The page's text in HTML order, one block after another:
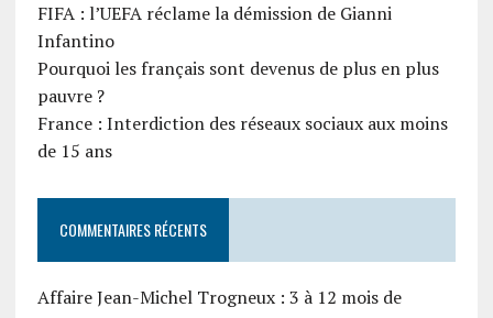
FIFA : l’UEFA réclame la démission de Gianni
Infantino
Pourquoi les français sont devenus de plus en plus
pauvre ?
France : Interdiction des réseaux sociaux aux moins
de 15 ans
COMMENTAIRES RÉCENTS
Affaire Jean-Michel Trogneux : 3 à 12 mois de